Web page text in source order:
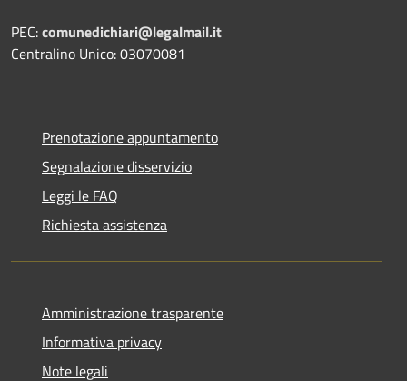
PEC:comunedichiari@legalmail.it
Centralino Unico: 03070081
Prenotazione appuntamento
Segnalazione disservizio
Leggi le FAQ
Richiesta assistenza
Amministrazione trasparente
Informativa privacy
Note legali